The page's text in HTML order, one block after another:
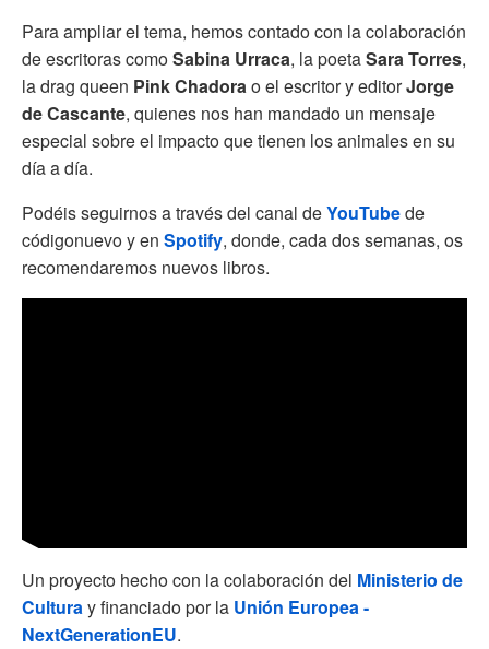
Para ampliar el tema, hemos contado con la colaboración
de escritoras comoSabina Urraca, la poetaSara Torres,
la drag queen Pink Chadorao el escritor y editorJorge
de Cascante, quienes nos han mandado un mensaje
especial sobre el impacto que tienen los animales en su
día a día.
Podéis seguirnos a través del canal deYouTubede
códigonuevo y en Spotify, donde, cada dos semanas, os
recomendaremos nuevos libros.
Un proyecto hecho con la colaboración del Ministerio de
Culturay financiado por la Unión Europea -
NextGenerationEU.